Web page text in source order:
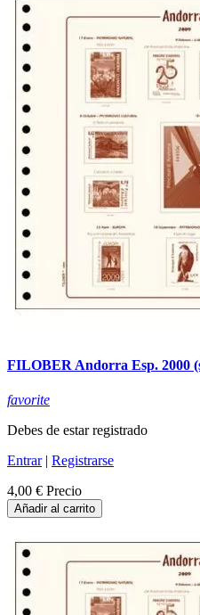
FILOBER Andorra Esp. 2000
favorite
Debes de estar registrado
Entrar| Registrarse
4,00 € Precio
Añadir al carrito